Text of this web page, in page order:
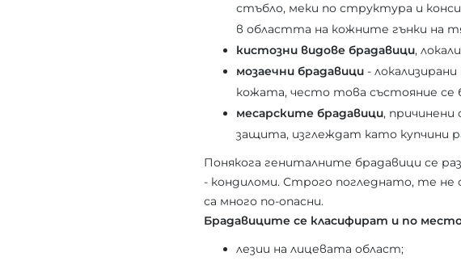
стъбло, меки по структура и
в областта на кожните гънки на
кистозни видове брадавици,
мозаечни брадавици -
кожата, често това състояние се
месарските брадавици,
защита, изглеждат като купчини
Понякога гениталните брадавици се
- кондиломи. Строго погледнато, те не
са много по-опасни.
Брадавиците се класифират и по
лезии на лицевата област;